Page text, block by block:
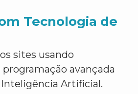
Tecnologia de
sites usando
avançada
Artificial.